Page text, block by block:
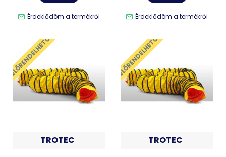
Érdeklődöm a termékről Érdeklődöm a termékről
ELŐRENDELHETŐ
TROTEC
ELŐRENDELHETŐ
TROTEC